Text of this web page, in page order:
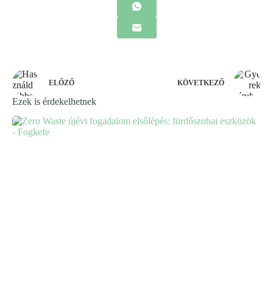
ELŐZŐ KÖVETKEZŐ
Ezek is érdekelhetnek